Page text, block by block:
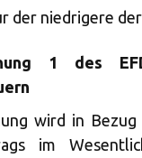
der niedrigere
1 des
wird in
im